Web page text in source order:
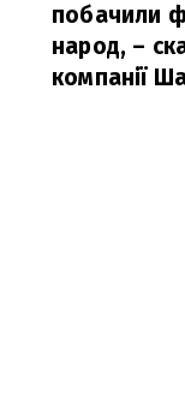
побачили
народ, –
компанії